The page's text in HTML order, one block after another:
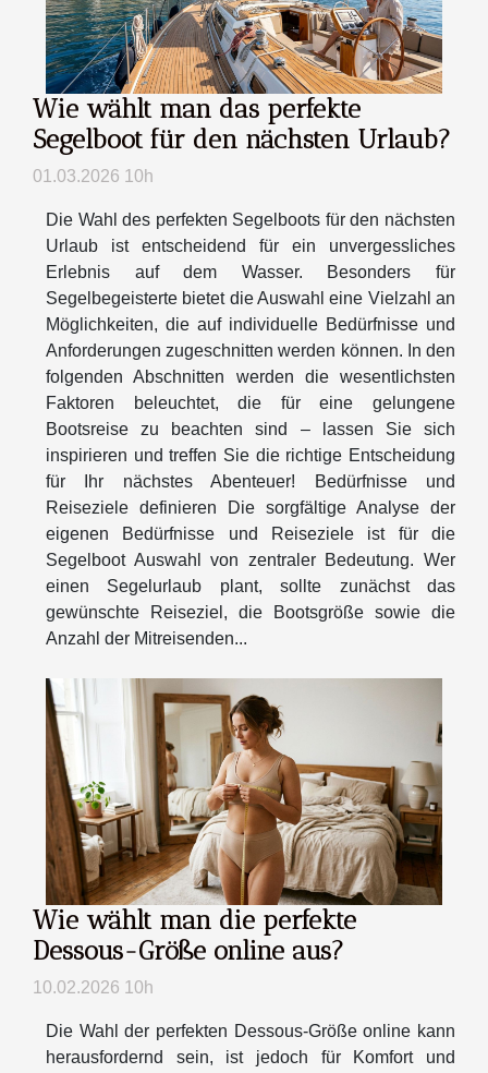
Wie wählt man das perfekte
Segelboot für den nächsten Urlaub?
01.03.2026 10h
Die Wahl des perfekten Segelboots für den nächsten
Urlaub ist entscheidend für ein unvergessliches
Erlebnis auf dem Wasser. Besonders für
Segelbegeisterte bietet die Auswahl eine Vielzahl an
Möglichkeiten, die auf individuelle Bedürfnisse und
Anforderungen zugeschnitten werden können. In den
folgenden Abschnitten werden die wesentlichsten
Faktoren beleuchtet, die für eine gelungene
Bootsreise zu beachten sind – lassen Sie sich
inspirieren und treffen Sie die richtige Entscheidung
für Ihr nächstes Abenteuer! Bedürfnisse und
Reiseziele definieren Die sorgfältige Analyse der
eigenen Bedürfnisse und Reiseziele ist für die
Segelboot Auswahl von zentraler Bedeutung. Wer
einen Segelurlaub plant, sollte zunächst das
gewünschte Reiseziel, die Bootsgröße sowie die
Anzahl der Mitreisenden...
Wie wählt man die perfekte
Dessous-Größe online aus?
10.02.2026 10h
Die Wahl der perfekten Dessous-Größe online kann
herausfordernd sein, ist jedoch für Komfort und